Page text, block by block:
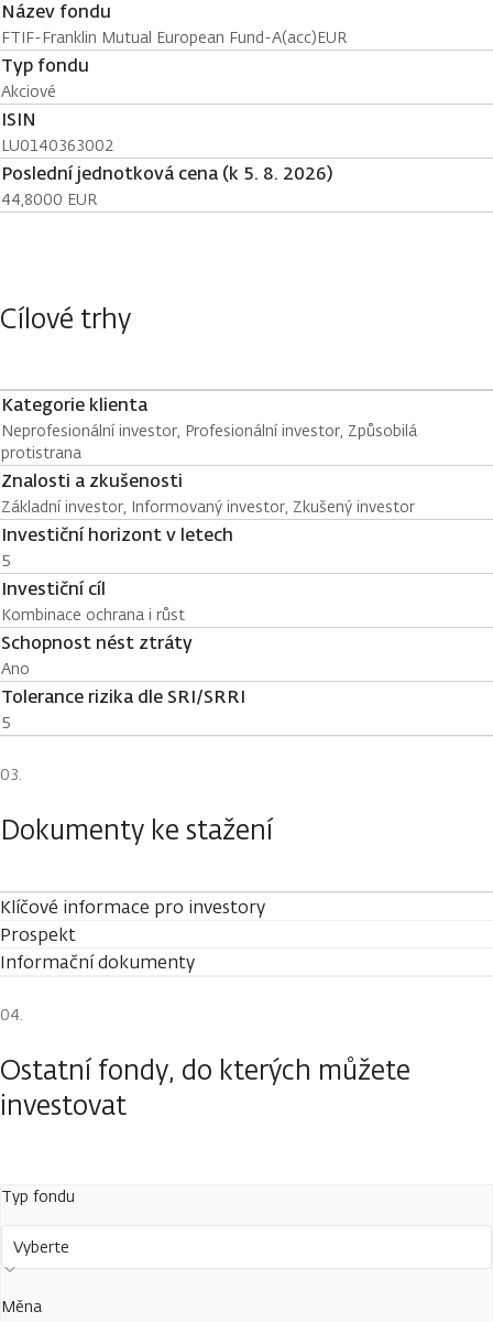
Název fondu
FTIF-Franklin Mutual European Fund-A(acc)EUR
Typ fondu
Akciové
ISIN
LU0140363002
Poslední jednotková cena (k 5. 8. 2026)
44,8000 EUR
Cílové trhy
Kategorie klienta
Neprofesionální investor, Profesionální investor, Způsobilá
protistrana
Znalosti a zkušenosti
Základní investor, Informovaný investor, Zkušený investor
Investiční horizont v letech
5
Investiční cíl
Kombinace ochrana i růst
Schopnost nést ztráty
Ano
Tolerance rizika dle SRI/SRRI
5
Dokumenty ke stažení
Klíčové informace pro investory
Prospekt
Informační dokumenty
Ostatní fondy, do kterých můžete
investovat
Typ fondu
Vyberte
Měna